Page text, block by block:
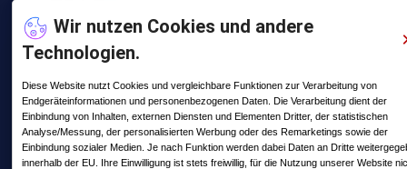
Wir nutzen Cookies und andere
Technologien.
Diese Website nutzt Cookies und vergleichbare Funktionen zur Verarbeitung von
Endgeräteinformationen und personenbezogenen Daten. Die Verarbeitung dient der
Einbindung von Inhalten, externen Diensten und Elementen Dritter, der statistischen
Analyse/Messung, der personalisierten Werbung oder des Remarketings sowie der
Einbindung sozialer Medien. Je nach Funktion werden dabei Daten an Dritte
innerhalb der EU. Ihre Einwilligung ist stets freiwillig, für die Nutzung unserer Website
Letzte Posts